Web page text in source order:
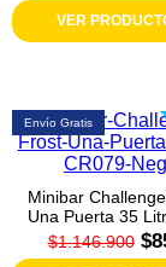
VER
Envío Gratis
Minibar
Una Puerta 35
Negro
$1.146.900